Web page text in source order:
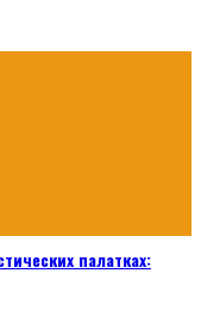
палатках: